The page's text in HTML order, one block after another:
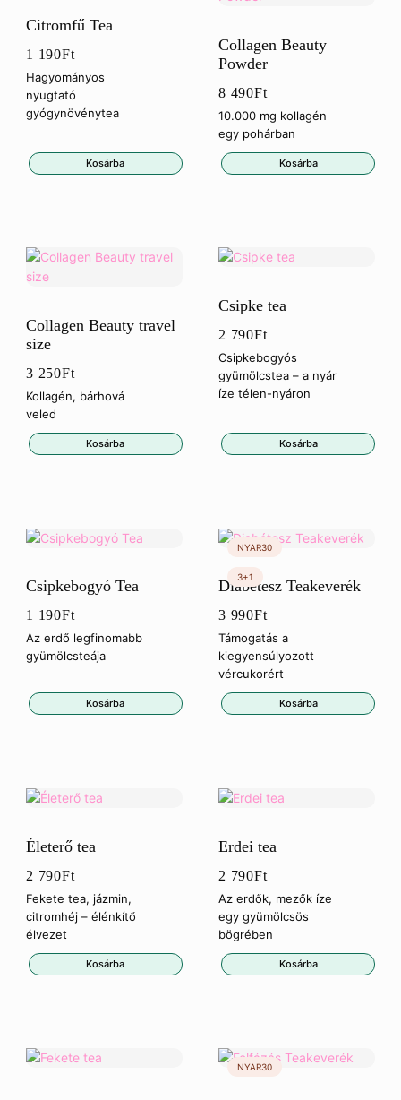
Citromfű Tea
1 190Ft
Hagyományos
nyugtató
gyógynövénytea
Kosárba
Collagen Beauty
Powder
8 490Ft
10.000 mg kollagén
egy pohárban
Kosárba
Collagen Beauty travel
size
3 250Ft
Kollagén, bárhová
veled
Kosárba
Csipke tea
2 790Ft
Csipkebogyós
gyümölcstea – a nyár
íze télen-nyáron
Kosárba
Csipkebogyó Tea
1 190Ft
Az erdő legfinomabb
gyümölcsteája
Kosárba
Diabétesz Teakeverék
3 990Ft
Támogatás a
kiegyensúlyozott
vércukorért
Kosárba
Életerő tea
2 790Ft
Fekete tea, jázmin,
citromhéj – élénkítő
élvezet
Kosárba
Erdei tea
2 790Ft
Az erdők, mezők íze
egy gyümölcsös
bögrében
Kosárba